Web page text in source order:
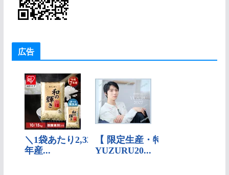
広告